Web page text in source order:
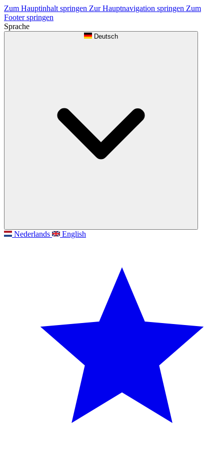
Zum Hauptinhalt springen Zur Hauptnavigation springen Zum
Footer springen
Sprache
Deutsch
Nederlands English